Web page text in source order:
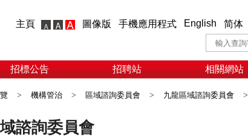
主頁 圖像版 手機應用程式 English 简体
招標公告 招聘站 相關網站
> 機構管治 > 區域諮詢委員會 > 九龍區域諮詢委員會 >